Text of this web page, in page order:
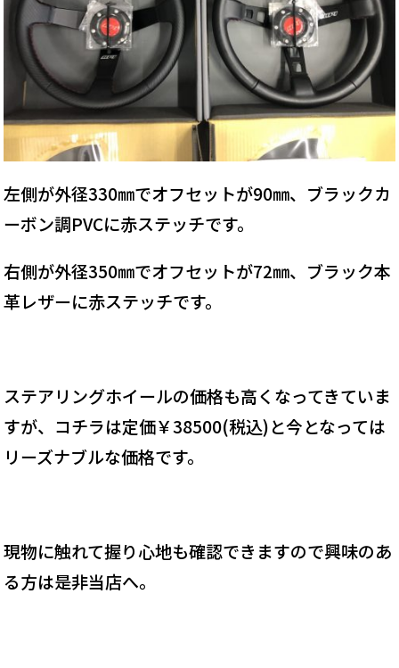
左側が外径330㎜でオフセットが90㎜、ブラックカ
ーボン調PVCに赤ステッチです。
右側が外径350㎜でオフセットが72㎜、ブラック本
革レザーに赤ステッチです。
ステアリングホイールの価格も高くなってきていま
すが、コチラは定価￥38500(税込)と今となっては
リーズナブルな価格です。
現物に触れて握り心地も確認できますので興味のあ
る方は是非当店へ。